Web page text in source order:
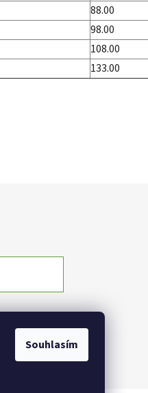
Souhlasím
88.00
98.00
108.00
133.00